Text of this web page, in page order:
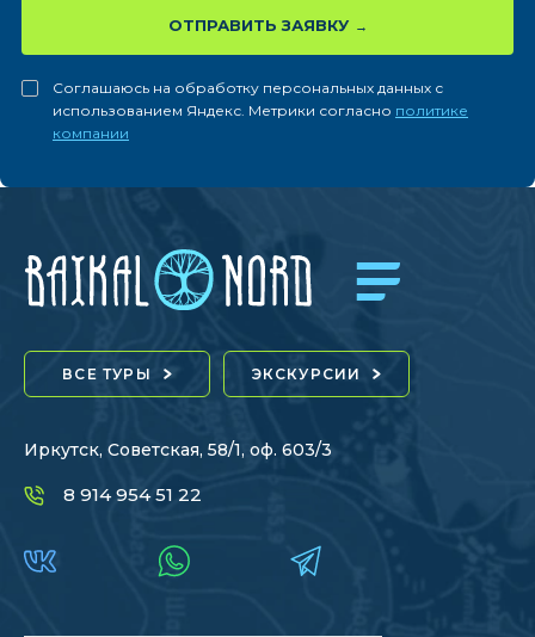
ОТПРАВИТЬ ЗАЯВКУ
Соглашаюсь на обработку персональных данных с
использованием Яндекс. Метрики согласно политике
компании
ВСЕ ТУРЫ ЭКСКУРСИИ
Иркутск, Советская, 58/1, оф. 603/3
8 914 954 51 22